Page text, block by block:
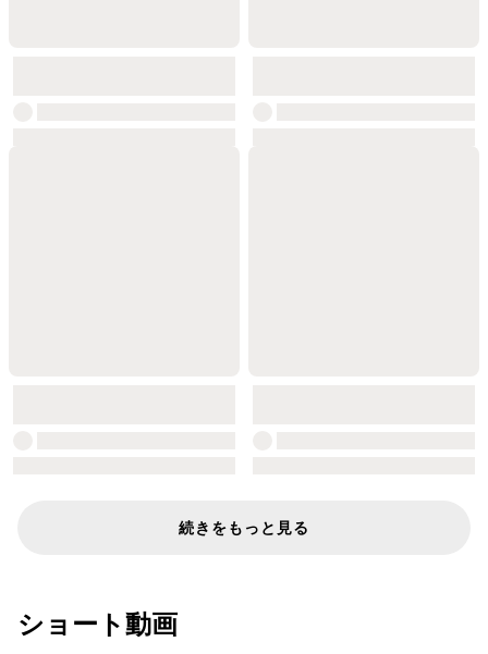
続きをもっと見る
ショート動画